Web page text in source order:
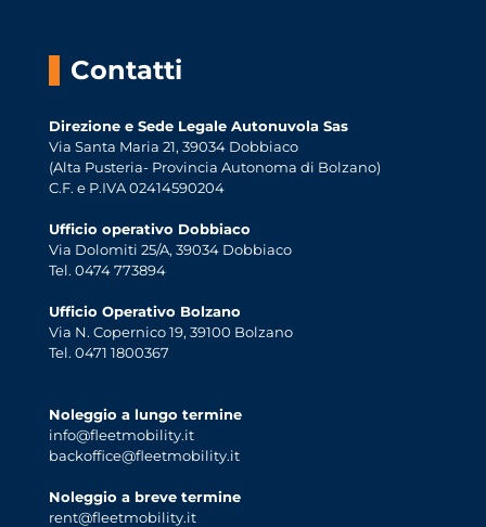
Contatti
Direzione e Sede Legale Autonuvola Sas
Via Santa Maria 21, 39034 Dobbiaco
(Alta Pusteria- Provincia Autonoma di Bolzano)
C.F. e P.IVA 02414590204
Ufficio operativo Dobbiaco
Via Dolomiti 25/A, 39034 Dobbiaco
Tel. 0474 773894
Ufficio Operativo Bolzano
Via N. Copernico 19, 39100 Bolzano
Tel. 0471 1800367
Noleggio a lungo termine
info@fleetmobility.it
backoffice@fleetmobility.it
Noleggio a breve termine
rent@fleetmobility.it